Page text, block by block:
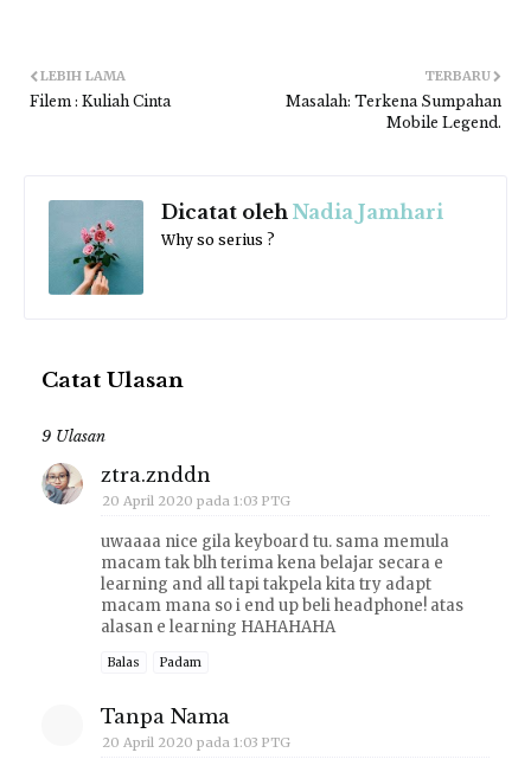
TERBARU
Masalah: Terkena Sumpahan
Mobile Legend.
LEBIH LAMA
Filem : Kuliah Cinta
Dicatat oleh Nadia Jamhari
Why so serius ?
Catat Ulasan
9 Ulasan
ztra.znddn
20 April 2020 pada 1:03 PTG
uwaaaa nice gila keyboard tu. sama memula
macam tak blh terima kena belajar secara e
learning and all tapi takpela kita try adapt
macam mana so i end up beli headphone! atas
alasan e learning HAHAHAHA
Balas Padam
Tanpa Nama
20 April 2020 pada 1:03 PTG